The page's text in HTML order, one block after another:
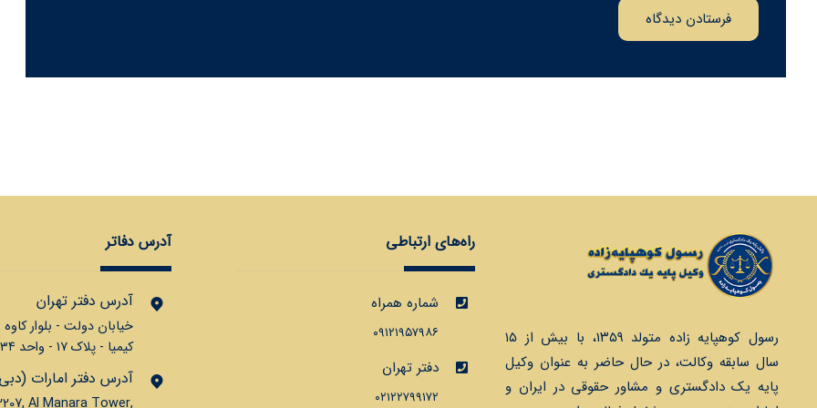
فرستادن دیدگاه
رسول کوهپایه زاده متولد ۱۳۵۹، با بيش از ١٥
سال سابقه وكالت، در حال حاضر به عنوان وكيل
پايه يك دادگستري و مشاور حقوقي در ايران و
راه‌های ارتباطی
شماره همراه
۰۹۱۲۱۹۵۷۹۸۶
دفتر تهران
۰۲۱۲۲۷۹۹۱۷۲
آدرس دفاتر
آدرس دفتر تهران
خیابان دولت - بلوار
کیمیا - پلاک ۱۷ - واحد ۳۴ و ۱۱
آدرس دفتر امارات